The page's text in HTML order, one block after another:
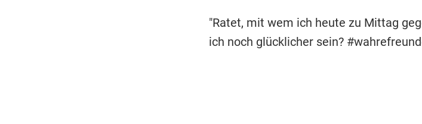
"Ratet, mit wem ich heute zu Mittag
ich noch glücklicher sein?